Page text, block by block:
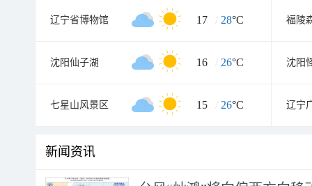
辽宁省博物馆 17 / 28°C 福陵
沈阳仙子湖 16 / 26°C 沈阳
七星山风景区 15 / 26°C 辽宁
新闻资讯